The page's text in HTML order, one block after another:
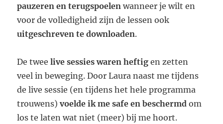
pauzeren en terugspoelen wanneer je wilt en
voor de volledigheid zijn de lessen ook
uitgeschreven te downloaden.
De tweelive sessies waren heftigen zetten
veel in beweging. Door Laura naast me tijdens
de live sessie (en tijdens het hele programma
trouwens)voelde ik me safe en beschermd om
los te laten wat niet (meer) bij me hoort.